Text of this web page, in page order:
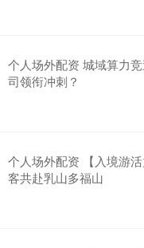
个人场外配资 城域算力
司领衔冲刺？
个人场外配资 【入境游
客共赴乳山多福山